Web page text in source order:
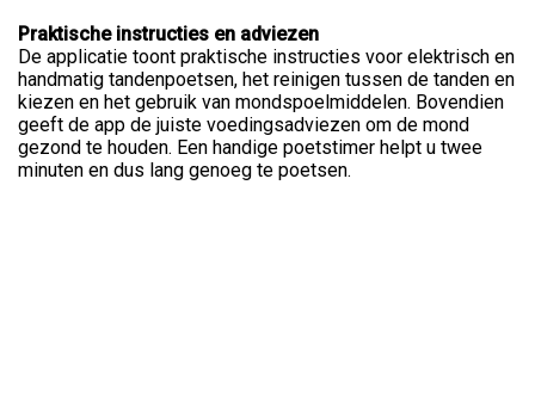
Praktische instructies en adviezen
De applicatie toont praktische instructies voor elektrisch en
handmatig tandenpoetsen, het reinigen tussen de tanden en
kiezen en het gebruik van mondspoelmiddelen. Bovendien
geeft de app de juiste voedingsadviezen om de mond
gezond te houden. Een handige poetstimer helpt u twee
minuten en dus lang genoeg te poetsen.